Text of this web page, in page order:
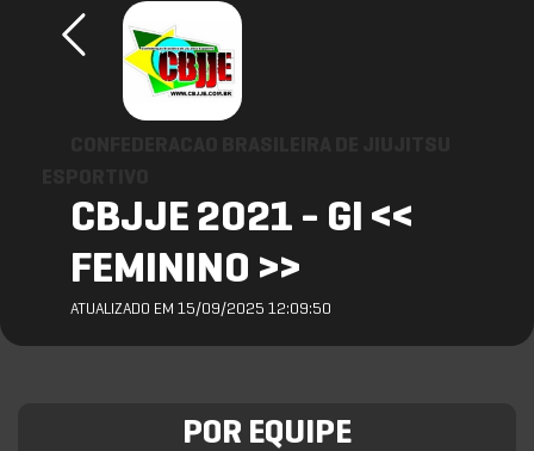
CBJJE 2021 - GI <<
FEMININO >>
ATUALIZADO EM 15/09/2025 12:09:50
POR EQUIPE